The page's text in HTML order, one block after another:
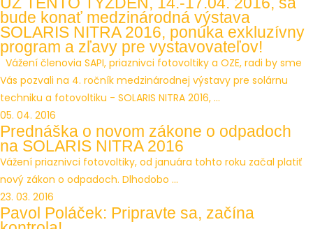
bude konať medzinárodná výstava
SOLARIS NITRA 2016, ponúka exkluzívny
program a zľavy pre vystavovateľov!
Vážení členovia SAPI, priaznivci fotovoltiky a OZE, radi by sme
Vás pozvali na 4. ročník medzinárodnej výstavy pre solárnu
techniku a fotovoltiku - SOLARIS NITRA 2016, ...
05. 04. 2016
Prednáška o novom zákone o odpadoch
na SOLARIS NITRA 2016
Vážení priaznivci fotovoltiky, od januára tohto roku začal platiť
nový zákon o odpadoch. Dlhodobo ...
23. 03. 2016
Pavol Poláček: Pripravte sa, začína